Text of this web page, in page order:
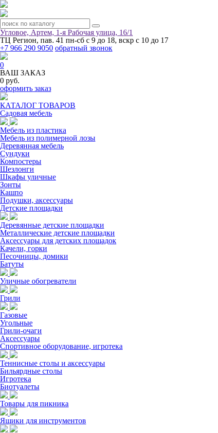
Угловое, Артем, ​1-я Рабочая улица, 16/1
ТЦ Регион, пав. 41 пн-сб с 9 до 18, вскр с 10 до 17
+7 966 290 9050 обратный звонок
0
ВАШ ЗАКАЗ
0 руб.
оформить заказ
КАТАЛОГ ТОВАРОВ
Садовая мебель
Мебель из пластика
Мебель из полимерной лозы
Деревянная мебель
Сундуки
Компостеры
Шезлонги
Шкафы уличные
Зонты
Кашпо
Подушки, аксессуары
Детские площадки
Деревянные детские площадки
Металлические детские площадки
Аксессуары для детских площадок
Качели, горки
Песочницы, домики
Батуты
Уличные обогреватели
Грили
Газовые
Угольные
Грили-очаги
Аксессуары
Спортивное оборудование, игротека
Теннисные столы и аксессуары
Бильярдные столы
Игротека
Биотуалеты
Товары для пикника
Ящики для инструментов